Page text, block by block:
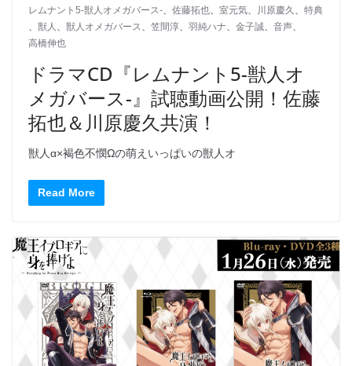
レムナント5-獣人オメガバース-
佐藤拓也 室元気 川原慶久
特典
獣人 獣人オメガバース 笠間淳 羽純ハナ 金子誠 音声
高橋伸也
ドラマCD『レムナント5-獣人オ
メガバース-』試聴動画公開！佐藤
拓也＆川原慶久共演！
獣人α×褐色不憫Ωの萌えいっぱいの獣人オ
Read More